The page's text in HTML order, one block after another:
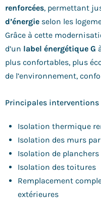
renforcées, permettant
d’énergie selon les
Grâce à cette
d’un label énergétique G
plus confortables, plus
de l’environnement,
Principales interventions
Isolation thermique
Isolation des murs par
Isolation de planchers
Isolation des toitures
Remplacement
extérieures